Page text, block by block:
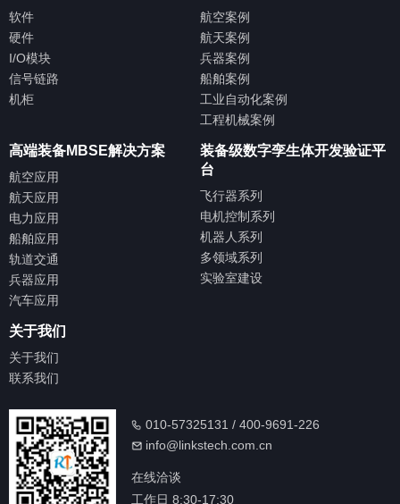
软件
硬件
I/O模块
信号链路
机柜
航空案例
航天案例
兵器案例
船舶案例
工业自动化案例
工程机械案例
高端装备MBSE解决方案
航空应用
航天应用
电力应用
船舶应用
轨道交通
兵器应用
汽车应用
装备级数字孪生体开发验证平
台
飞行器系列
电机控制系列
机器人系列
多领域系列
实验室建设
关于我们
关于我们
联系我们
010-57325131 / 400-9691-226
info@linkstech.com.cn
在线洽谈
工作日 8:30-17:30